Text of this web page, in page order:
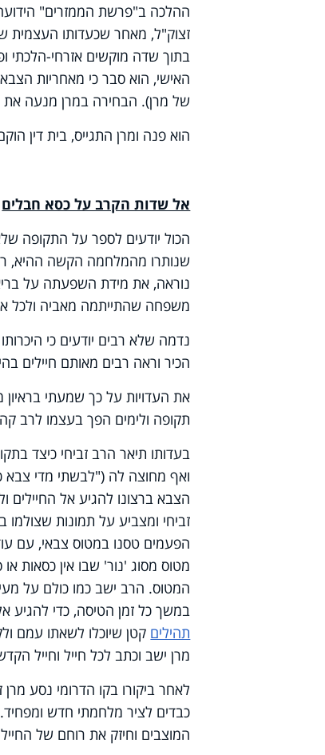
ההלכה ב"פרשת הממזרים"
זצוק"ל, מאחר שכעדותו העצמית
בתוך שדה מוקשים אזרחי-הלכתי
האישי, הוא סבר כי מאחריות
של מרן). הבחירה במרן מנעה את
הוא פנה ומרן התגייס, בית דין
אל שדות הקרב על כסא חבלים
הכול יודעים לספר על התקופה
שנותרו מהמלחמה הקשה ההיא,
נוראה, את מידת השפעתה על
משפחה שהתייתמה מאביה ולכל
נדמה שלא רבים יודעים כי
הכיר וראה רבים מאותם חיילים
את העדויות על כך שמעתי
תקופה ולימים הפך בעצמו לרב
בעדותו תיאר הרב זביחי כיצד
ואף מחוצה לה ("לבשתי מדי צבא
הצבא ברצונו להגיע אל
זביחי ומצביע על תמונות
הפעמים טסנו במטוס צבאי, עם
מטוס מסוג 'נור' שבו אין כסאות
המטוס. הרב ישב כמו כולם על
במשך כל זמן הטיסה, כדי
תהילים קטן שיוכלו לשאתו עמם
מרן ישב וכתב לכל חייל וחייל
לאחר ביקורו בקו הדרומי נסע מרן
כבדים לציר מלחמתי חדש ומפחיד.
המוצבים וחיזק את רוחם של